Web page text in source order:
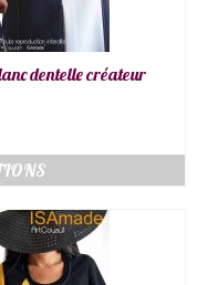
dentelle créateur